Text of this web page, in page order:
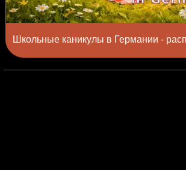
Школьные каникулы в Германии -